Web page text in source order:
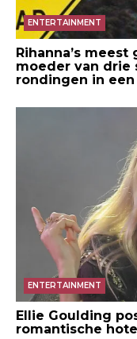
ENTERTAINMENT
Rihanna’s
moeder van drie
rondingen in
ENTERTAINMENT
Ellie Goulding
romantische